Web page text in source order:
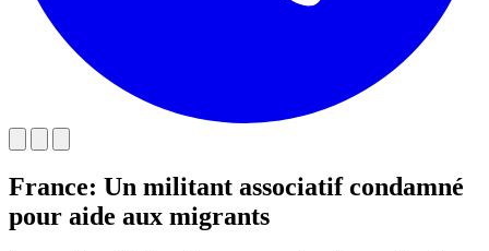
France: Un militant associatif condamné
pour aide aux migrants